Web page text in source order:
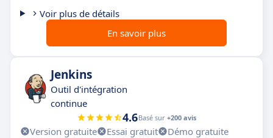
Voir plus de détails
En savoir plus
Jenkins
Outil d'intégration
continue
4.6Basé sur +200 avis
Version gratuite Essai gratuit
Démo gratuite